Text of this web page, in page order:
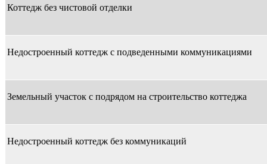
Коттедж без чистовой отделки
Недостроенный коттедж с подведенными коммуникациями
Земельный участок с подрядом на строительство коттеджа
Недостроенный коттедж без коммуникаций